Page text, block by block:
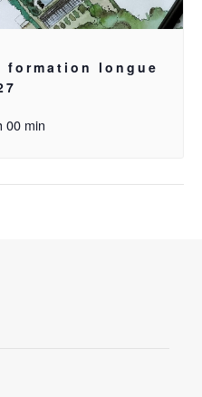
formation longue
00 min